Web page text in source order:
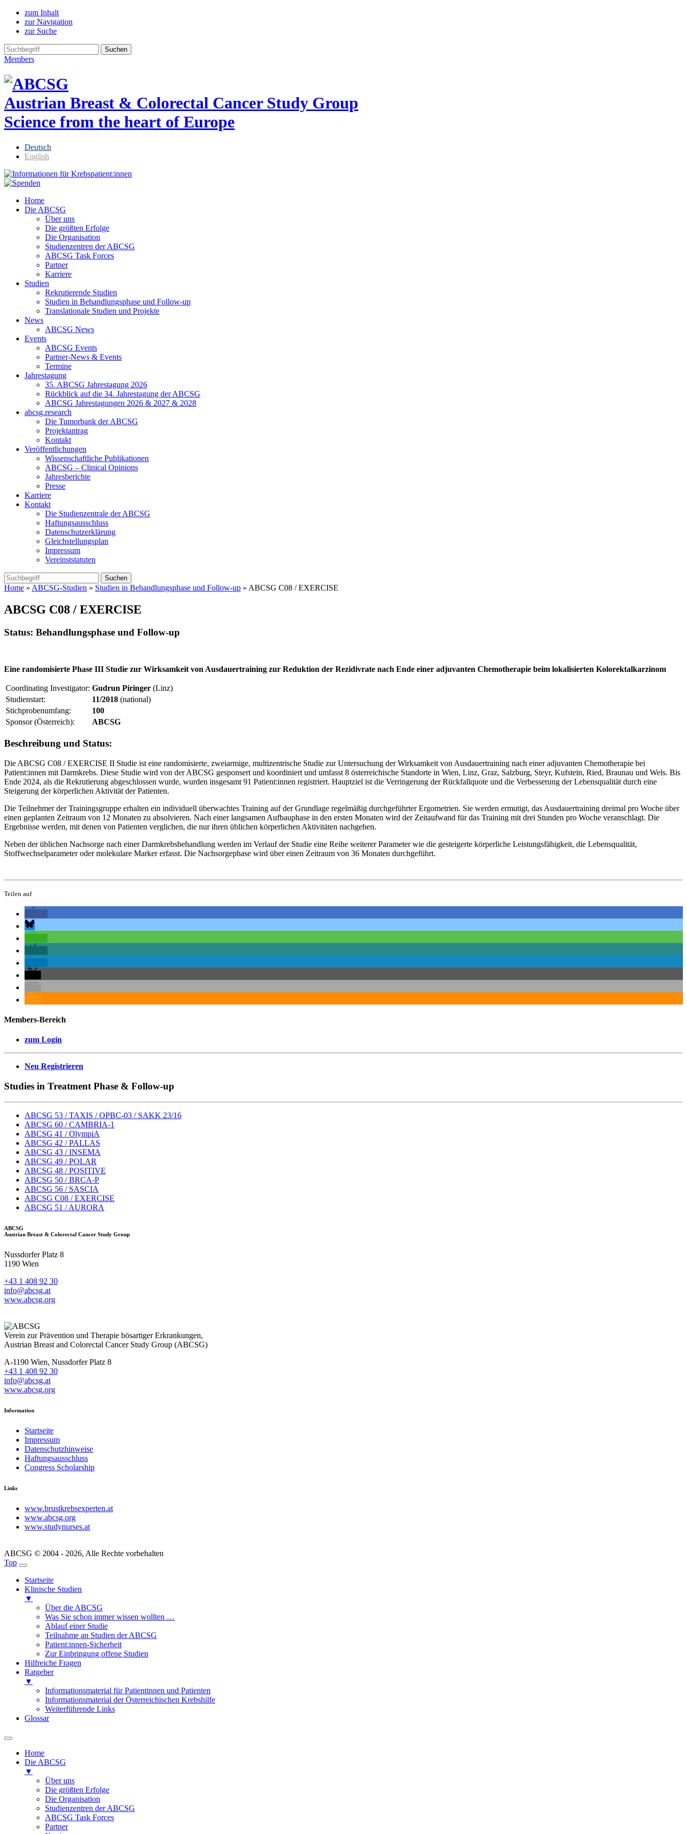
zum Inhalt
zur Navigation
zur Suche
Members
Austrian Breast & Colorectal Cancer Study Group
Science from the heart of Europe
Deutsch
English
Home
Die ABCSG
Über uns
Die größten Erfolge
Die Organisation
Studienzentren der ABCSG
ABCSG Task Forces
Partner
Karriere
Studien
Rekrutierende Studien
Studien in Behandlungsphase und Follow-up
Translationale Studien und Projekte
News
ABCSG News
Events
ABCSG Events
Partner-News & Events
Termine
Jahrestagung
35. ABCSG Jahrestagung 2026
Rückblick auf die 34. Jahrestagung der ABCSG
ABCSG Jahrestagungen 2026 & 2027 & 2028
abcsg.research
Die Tumorbank der ABCSG
Projektantrag
Kontakt
Veröffentlichungen
Wissenschaftliche Publikationen
ABCSG – Clinical Opinions
Jahresberichte
Presse
Karriere
Kontakt
Die Studienzentrale der ABCSG
Haftungsausschluss
Datenschutzerklärung
Gleichstellungsplan
Impressum
Vereinststatuten
Home » ABCSG-Studien » Studien in Behandlungsphase und Follow-up » ABCSG C08 / EXERCISE
ABCSG C08 / EXERCISE
Status: Behandlungsphase und Follow-up
Eine randomisierte Phase III Studie zur Wirksamkeit von Ausdauertraining zur Reduktion der Rezidivrate nach Ende einer adjuvanten Chemotherapie beim lokalisierten Kolorektalkarzinom
Coordinating Investigator: Gudrun Piringer (Linz)
Studienstart:
11/2018 (national)
Stichprobenumfang:
100
Sponsor (Österreich):
ABCSG
Beschreibung und Status:
Die ABCSG C08 / EXERCISE II Studie ist eine randomisierte, zweiarmige, multizentrische Studie zur Untersuchung der Wirksamkeit von Ausdauertraining nach einer adjuvanten Chemotherapie bei
Patient:innen mit Darmkrebs. Diese Studie wird von der ABCSG gesponsert und koordiniert und umfasst 8 österreichische Standorte in Wien, Linz, Graz, Salzburg, Steyr, Kufstein, Ried, Braunau und Wels. Bis
Ende 2024, als die Rekrutierung abgeschlossen wurde, wurden insgesamt 91 Patient:innen registriert. Hauptziel ist die Verringerung der Rückfallquote und die Verbesserung der Lebensqualität durch eine
Steigerung der körperlichen Aktivität der Patienten.
Die Teilnehmer der Trainingsgruppe erhalten ein individuell überwachtes Training auf der Grundlage regelmäßig durchgeführter Ergometrien. Sie werden ermutigt, das Ausdauertraining dreimal pro Woche über
einen geplanten Zeitraum von 12 Monaten zu absolvieren. Nach einer langsamen Aufbauphase in den ersten Monaten wird der Zeitaufwand für das Training mit drei Stunden pro Woche veranschlagt. Die
Ergebnisse werden, mit denen von Patienten verglichen, die nur ihren üblichen körperlichen Aktivitäten nachgehen.
Neben der üblichen Nachsorge nach einer Darmkrebsbehandlung werden im Verlauf der Studie eine Reihe weiterer Parameter wie die gesteigerte körperliche Leistungsfähigkeit, die Lebensqualität,
Stoffwechselparameter oder molekulare Marker erfasst. Die Nachsorgephase wird über einen Zeitraum von 36 Monaten durchgeführt.
Teilen auf
Members-Bereich
zum Login
Neu Registrieren
Studies in Treatment Phase & Follow-up
ABCSG 53 / TAXIS / OPBC-03 / SAKK 23/16
ABCSG 60 / CAMBRIA-1
ABCSG 41 / OlympiA
ABCSG 42 / PALLAS
ABCSG 43 / INSEMA
ABCSG 49 / POLAR
ABCSG 48 / POSITIVE
ABCSG 50 / BRCA-P
ABCSG 56 / SASCIA
ABCSG C08 / EXERCISE
ABCSG 51 / AURORA
ABCSG
Austrian Breast & Colorectal Cancer Study Group
Nussdorfer Platz 8
1190 Wien
+43 1 408 92 30
info@abcsg.at
www.abcsg.org
Verein zur Prävention und Therapie bösartiger Erkrankungen,
Austrian Breast and Colorectal Cancer Study Group (ABCSG)
A-1190 Wien, Nussdorfer Platz 8
+43 1 408 92 30
info@abcsg.at
www.abcsg.org
Information
Startseite
Impressum
Datenschutzhinweise
Haftungsausschluss
Congress Scholarship
Links
www.brustkrebsexperten.at
www.abcsg.org
www.studynurses.at
ABCSG © 2004 - 2026, Alle Rechte vorbehalten
Top
Startseite
Klinische Studien
▼
Über die ABCSG
Was Sie schon immer wissen wollten …
Ablauf einer Studie
Teilnahme an Studien der ABCSG
Patient:innen-Sicherheit
Zur Einbringung offene Studien
Hilfreiche Fragen
Ratgeber
▼
Informationsmaterial für Patientinnen und Patienten
Informationsmaterial der Österreichischen Krebshilfe
Weiterführende Links
Glossar
Home
Die ABCSG
▼
Über uns
Die größten Erfolge
Die Organisation
Studienzentren der ABCSG
ABCSG Task Forces
Partner